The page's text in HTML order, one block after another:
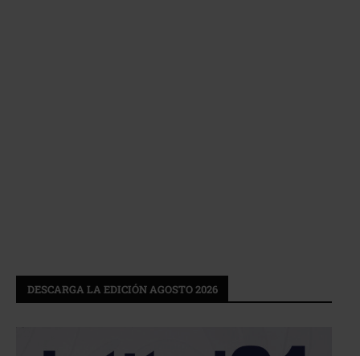
DESCARGA LA EDICIÓN AGOSTO 2026